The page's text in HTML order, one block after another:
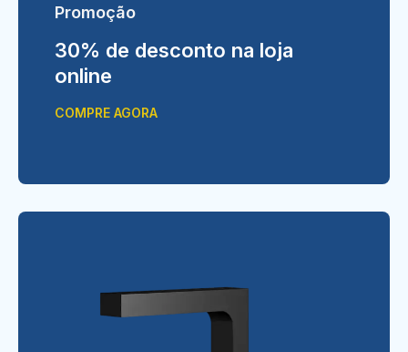
Promoção
30% de desconto na loja
online
COMPRE AGORA